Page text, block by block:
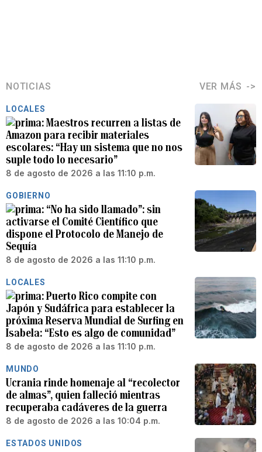
NOTICIAS VER MÁS
LOCALES
Maestros recurren a listas de
Amazon para recibir materiales
escolares: “Hay un sistema que no nos
suple todo lo necesario”
8 de agosto de 2026 a las 11:10 p.m.
GOBIERNO
“No ha sido llamado”: sin
activarse el Comité Científico que
dispone el Protocolo de Manejo de
Sequía
8 de agosto de 2026 a las 11:10 p.m.
LOCALES
Puerto Rico compite con
Japón y Sudáfrica para establecer la
próxima Reserva Mundial de Surfing en
Isabela: “Esto es algo de comunidad”
8 de agosto de 2026 a las 11:10 p.m.
MUNDO
Ucrania rinde homenaje al “recolector
de almas”, quien falleció mientras
recuperaba cadáveres de la guerra
8 de agosto de 2026 a las 10:04 p.m.
ESTADOS UNIDOS